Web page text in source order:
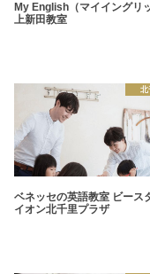
My English（マイイングリ
上新田教室
北
ベネッセの英語教室 ビース
イオン北千里プラザ